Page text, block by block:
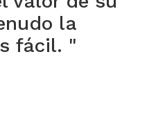
la
fácil. "